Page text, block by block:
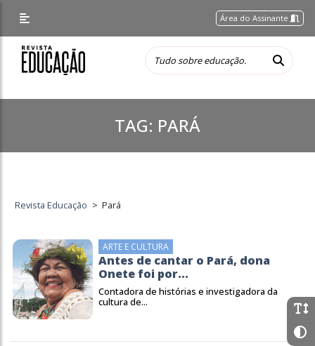
Área do Assinante
TAG: PARÁ
Revista Educação > Pará
ARTE E CULTURA
Antes de cantar o Pará, dona
Onete foi por...
Contadora de histórias e investigadora da
cultura de...